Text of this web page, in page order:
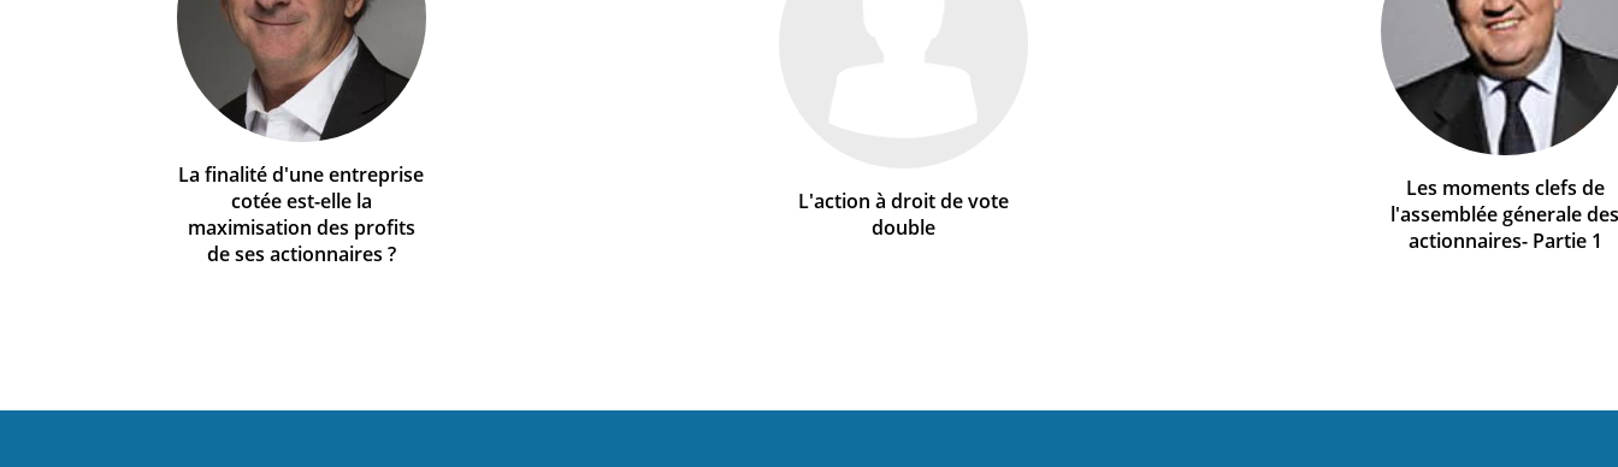
La finalité d'une entreprise
cotée est-elle la
maximisation des profits
de ses actionnaires ?
L'action à droit de vote
double
Les moments clefs de
l'assemblée génerale des
actionnaires- Partie 1